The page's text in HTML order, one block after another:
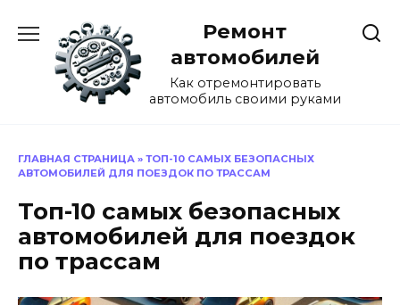
содержанию
Ремонт
автомобилей
Как отремонтировать
автомобиль своими руками
ГЛАВНАЯ СТРАНИЦА » ТОП-10 САМЫХ БЕЗОПАСНЫХ
АВТОМОБИЛЕЙ ДЛЯ ПОЕЗДОК ПО ТРАССАМ
Топ-10 самых безопасных
автомобилей для поездок
по трассам